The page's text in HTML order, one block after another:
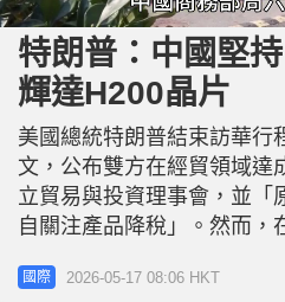
U
n
m
u
t
e
L
o
a
d
e
d
:
3
7
7
特朗普：中國堅
輝達H200晶片
美國總統特朗普結束訪華行
文，公布雙方在經貿領域達
立貿易與投資理事會，並「
自關注產品降稅」。然而，
朗普在返美途中證實，中
未批准採購輝達（NVIDIA）
國際 2026-05-17 08:06 HKT